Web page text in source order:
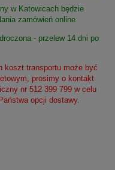
w Katowicach będzie
zamówień online
- przelew 14 dni po
koszt transportu może być
prosimy o kontakt
nr 512 399 799 w celu
opcji dostawy.